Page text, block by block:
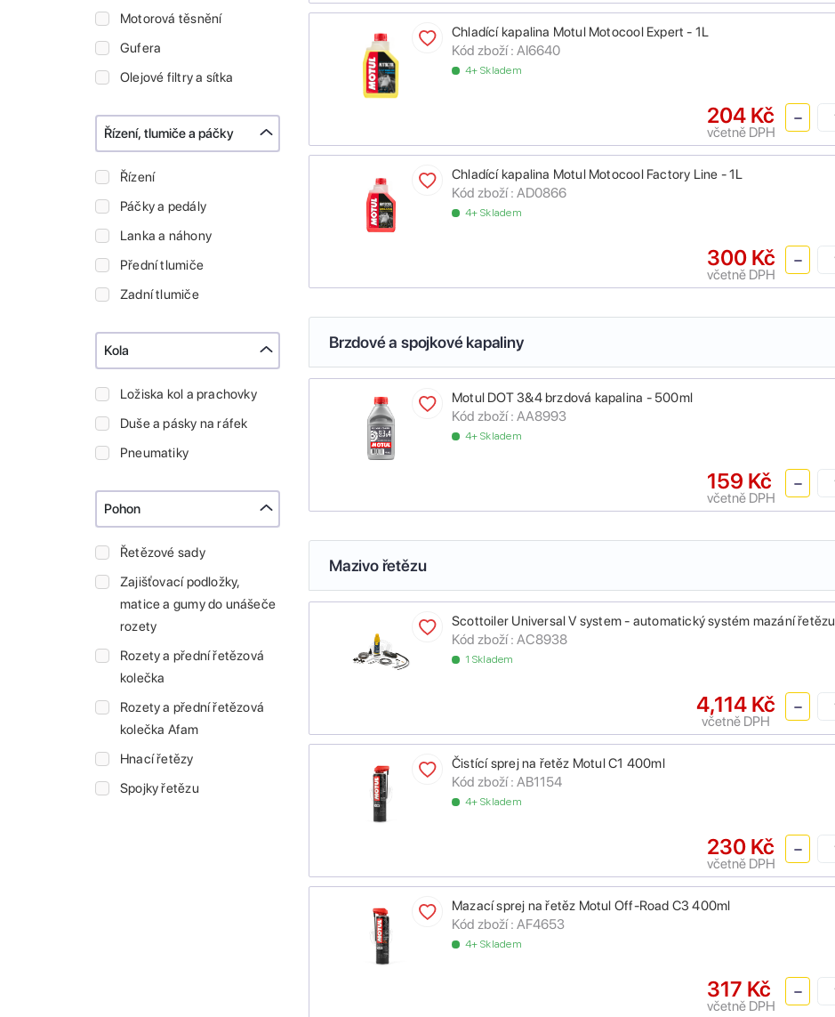
Motorová těsnění
Gufera
Olejové filtry a sítka
Řízení, tlumiče a páčky
Řízení
Páčky a pedály
Lanka a náhony
Přední tlumiče
Zadní tlumiče
Kola
Ložiska kol a prachovky
Duše a pásky na ráfek
Pneumatiky
Pohon
Řetězové sady
Zajišťovací podložky,
matice a gumy do unášeče
rozety
Rozety a přední řetězová
kolečka
Rozety a přední řetězová
kolečka Afam
Hnací řetězy
Spojky řetězu
Chladící kapalina Motul Motocool Expert - 1L
Kód zboží : AI6640
4+ Skladem
204 Kč
včetně DPH
Chladící kapalina Motul Motocool Factory Line - 1L
Kód zboží : AD0866
4+ Skladem
300 Kč
včetně DPH
Brzdové a spojkové kapaliny
Motul DOT 3&4 brzdová kapalina - 500ml
Kód zboží : AA8993
4+ Skladem
159 Kč
včetně DPH
Mazivo řetězu
Scottoiler Universal V system - automatický systém mazání řetězu
Kód zboží : AC8938
1 Skladem
4,114 Kč
včetně DPH
Čistící sprej na řetěz Motul C1 400ml
Kód zboží : AB1154
4+ Skladem
230 Kč
včetně DPH
Mazací sprej na řetěz Motul Off-Road C3 400ml
Kód zboží : AF4653
4+ Skladem
317 Kč
včetně DPH